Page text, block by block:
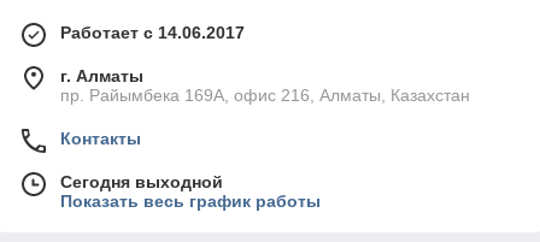
Работает с 14.06.2017
г. Алматы
пр. Райымбека 169А, офис 216, Алматы, Казахстан
Контакты
Сегодня выходной
Показать весь график работы